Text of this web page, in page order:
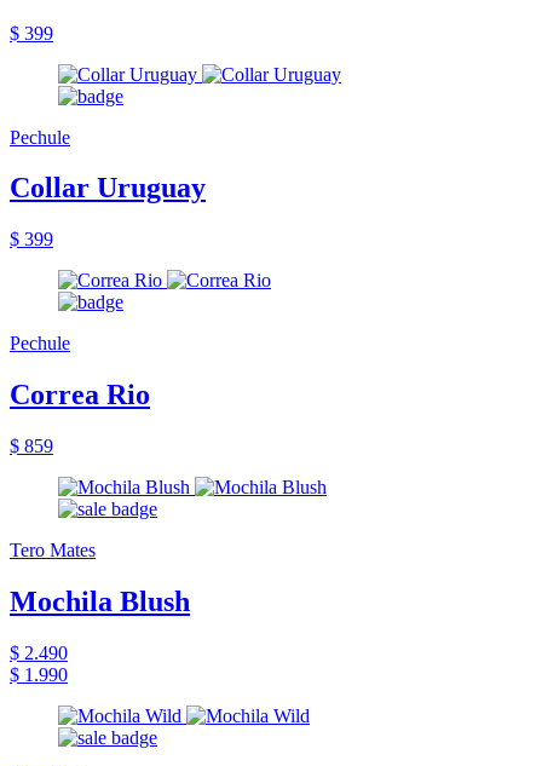
$ 399
Pechule
Collar Uruguay
$ 399
Pechule
Correa Rio
$ 859
Tero Mates
Mochila Blush
$ 2.490
$ 1.990